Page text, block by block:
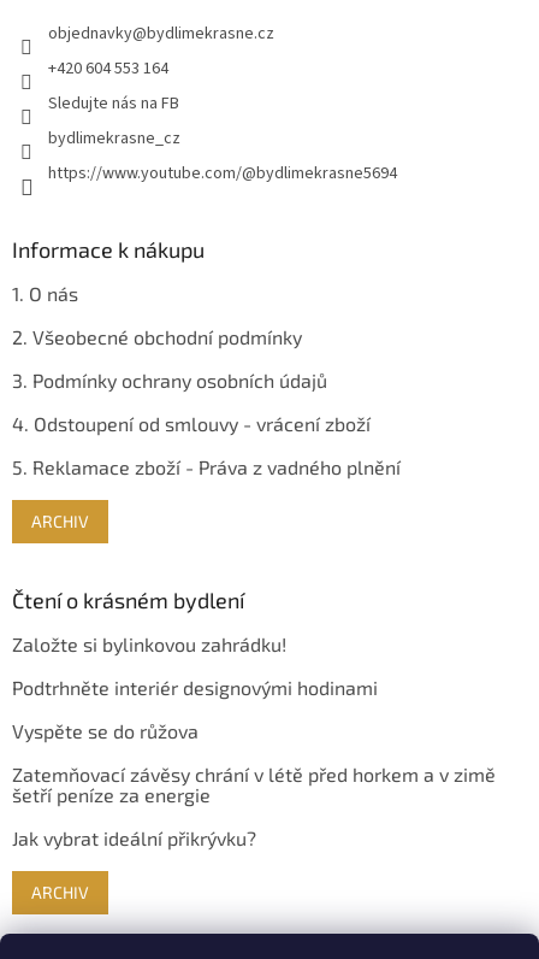
objednavky@bydlimekrasne.cz
+420 604 553 164
Sledujte nás na FB
bydlimekrasne_cz
https://www.youtube.com/@bydlimekrasne5694
Informace k nákupu
1. O nás
2. Všeobecné obchodní podmínky
3. Podmínky ochrany osobních údajů
4. Odstoupení od smlouvy - vrácení zboží
5. Reklamace zboží - Práva z vadného plnění
ARCHIV
Čtení o krásném bydlení
Založte si bylinkovou zahrádku!
Podtrhněte interiér designovými hodinami
Vyspěte se do růžova
Zatemňovací závěsy chrání v létě před horkem a v zimě
šetří peníze za energie
Jak vybrat ideální přikrývku?
ARCHIV